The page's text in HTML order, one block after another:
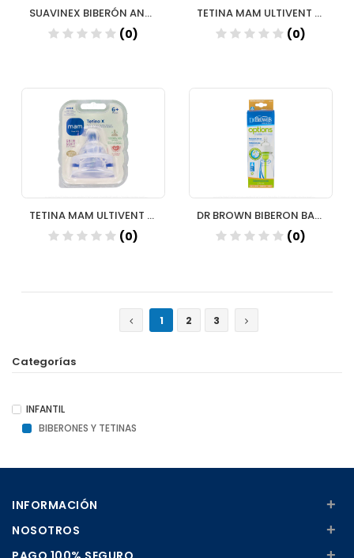
SUAVINEX BIBERÓN ANTICÓLICO 180 TETS SILICONA
(0)
TETINA MAM ULTIVENT M2
(0)
TETINA MAM ULTIVENT M X
(0)
DR BROWN BIBERON BANCHA POLIPROP 240ML
(0)
1 2 3
Categorías
INFANTIL
BIBERONES Y TETINAS
INFORMACIÓN +
NOSOTROS +